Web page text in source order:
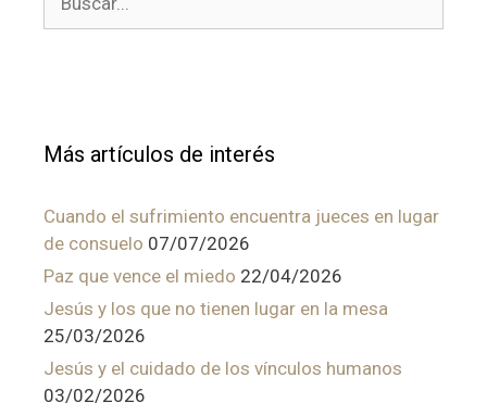
Más artículos de interés
Cuando el sufrimiento encuentra jueces en lugar
de consuelo 07/07/2026
Paz que vence el miedo 22/04/2026
Jesús y los que no tienen lugar en la mesa
25/03/2026
Jesús y el cuidado de los vínculos humanos
03/02/2026